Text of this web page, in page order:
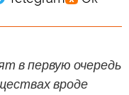
в первую очередь
вроде